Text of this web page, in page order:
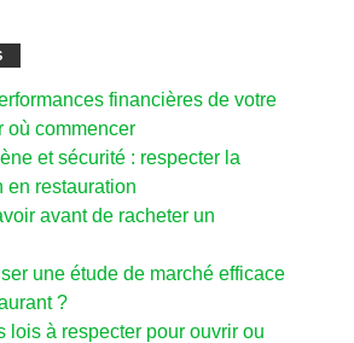
financières de votre
où commencer
et sécurité : respecter la
en restauration
avant de racheter un
une étude de marché efficace
?
lois à respecter pour ouvrir ou